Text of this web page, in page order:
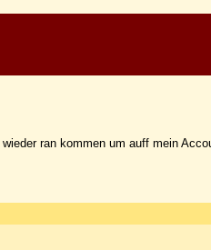
ran kommen um auff mein